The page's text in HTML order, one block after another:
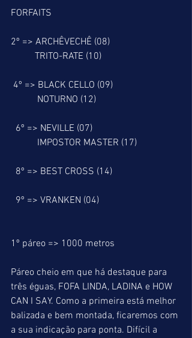
FORFAITS
2º => ARCHÊVECHÊ (08)
          TRITO-RATE (10)
4º => BLACK CELLO (09)
           NOTURNO (12)
  6º => NEVILLE (07)
           IMPOSTOR MASTER (17)
  8º => BEST CROSS (14)
  9º => VRANKEN (04)
1º páreo => 1000 metros
Páreo cheio em que há destaque para
três éguas, FOFA LINDA, LADINA e HOW
CAN I SAY. Como a primeira está melhor
balizada e bem montada, ficaremos com
a sua indicação para ponta. Difícil a